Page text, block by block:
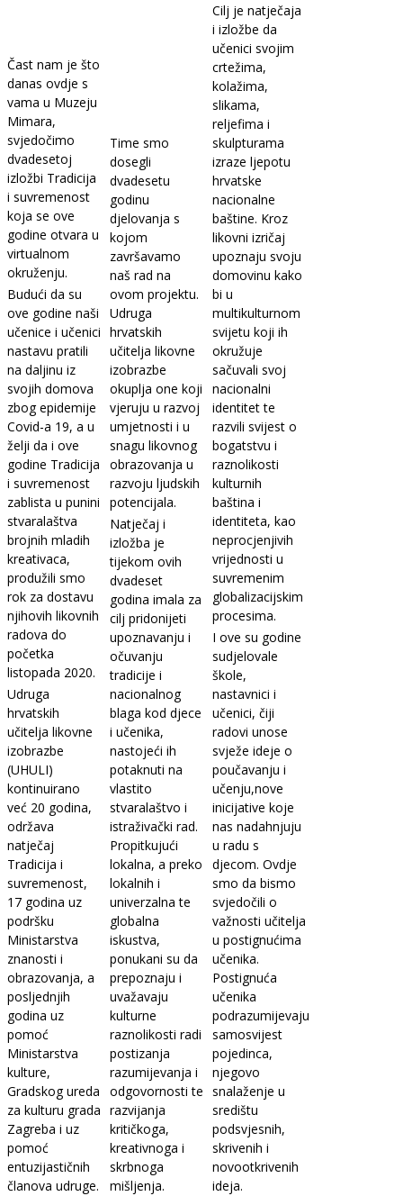
Čast nam je što
danas ovdje s
vama u Muzeju
Mimara,
svjedočimo
dvadesetoj
izložbi Tradicija
i suvremenost
koja se ove
godine otvara u
virtualnom
okruženju.
Budući da su
ove godine naši
učenice i učenici
nastavu pratili
na daljinu iz
svojih domova
zbog epidemije
Covid-a 19, a u
želji da i ove
godine Tradicija
i suvremenost
zablista u punini
stvaralaštva
brojnih mladih
kreativaca,
produžili smo
rok za dostavu
njihovih likovnih
radova do
početka
listopada 2020.
Udruga
hrvatskih
učitelja likovne
izobrazbe
(UHULI)
kontinuirano
već 20 godina,
održava
natječaj
Tradicija i
suvremenost,
17 godina uz
podršku
Ministarstva
znanosti i
obrazovanja, a
posljednjih
godina uz
pomoć
Ministarstva
kulture,
Gradskog ureda
za kulturu grada
Zagreba i uz
pomoć
entuzijastičnih
članova udruge.
Time smo
dosegli
dvadesetu
godinu
djelovanja s
kojom
završavamo
naš rad na
ovom projektu.
Udruga
hrvatskih
učitelja likovne
izobrazbe
okuplja one koji
vjeruju u razvoj
umjetnosti i u
snagu likovnog
obrazovanja u
razvoju ljudskih
potencijala.
Natječaj i
izložba je
tijekom ovih
dvadeset
godina imala za
cilj pridonijeti
upoznavanju i
očuvanju
tradicije i
nacionalnog
blaga kod djece
i učenika,
nastojeći ih
potaknuti na
vlastito
stvaralaštvo i
istraživački rad.
Propitkujući
lokalna, a preko
lokalnih i
univerzalna te
globalna
iskustva,
ponukani su da
prepoznaju i
uvažavaju
kulturne
raznolikosti radi
postizanja
razumijevanja i
odgovornosti te
razvijanja
kritičkoga,
kreativnoga i
skrbnoga
mišljenja.
Cilj je natječaja
i izložbe da
učenici svojim
crtežima,
kolažima,
slikama,
reljefima i
skulpturama
izraze ljepotu
hrvatske
nacionalne
baštine. Kroz
likovni izričaj
upoznaju svoju
domovinu kako
bi u
multikulturnom
svijetu koji ih
okružuje
sačuvali svoj
nacionalni
identitet te
razvili svijest o
bogatstvu i
raznolikosti
kulturnih
baština i
identiteta, kao
neprocjenjivih
vrijednosti u
suvremenim
globalizacijskim
procesima.
I ove su godine
sudjelovale
škole,
nastavnici i
učenici, čiji
radovi unose
svježe ideje o
poučavanju i
učenju,nove
inicijative koje
nas nadahnjuju
u radu s
djecom. Ovdje
smo da bismo
svjedočili o
važnosti učitelja
u postignućima
učenika.
Postignuća
učenika
podrazumijevaju
samosvijest
pojedinca,
njegovo
snalaženje u
središtu
podsvjesnih,
skrivenih i
novootkrivenih
ideja.